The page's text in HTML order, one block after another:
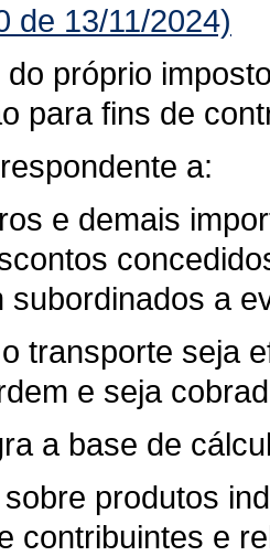
de 13/11/2024)
do próprio
para fins de
a:
e demais
subordinados a
transporte seja
e seja
a base de
produtos
contribuintes e